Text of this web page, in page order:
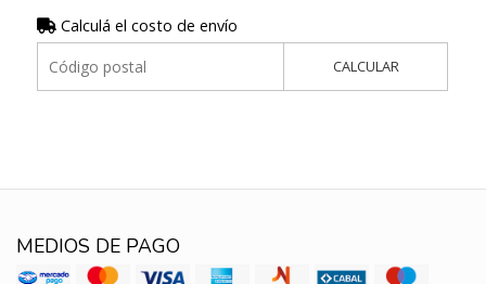
Calculá el costo de envío
CALCULAR
MEDIOS DE PAGO